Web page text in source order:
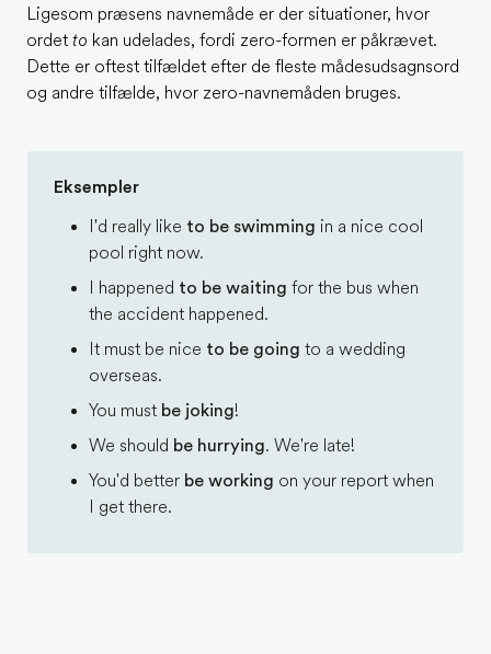
Karriere
Bliv en del af holdet
Ligesom præsens navnemåde er der situationer, hvor
ordet to kan udelades, fordi zero-formen er påkrævet.
Dette er oftest tilfældet efter de fleste mådesudsagnsord
og andre tilfælde, hvor zero-navnemåden bruges.
Eksempler
I'd really like to be swimming in a nice cool
pool right now.
I happened to be waiting for the bus when
the accident happened.
It must be nice to be going to a wedding
overseas.
You must be joking!
We should be hurrying. We're late!
You'd better be working on your report when
I get there.